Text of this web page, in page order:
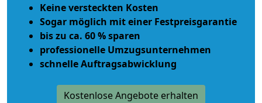
Keine versteckten Kosten
Sogar möglich mit einer Festpreisgarantie
bis zu ca. 60 % sparen
professionelle Umzugsunternehmen
schnelle Auftragsabwicklung
Kostenlose Angebote erhalten